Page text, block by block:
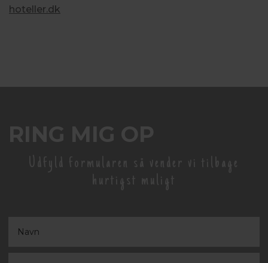
hoteller.dk
RING MIG OP
Udfyld formularen så vender vi tilbage
hurtigst muligt